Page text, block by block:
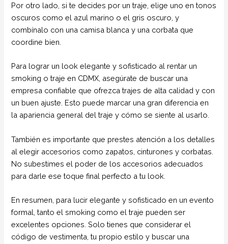
Por otro lado, si te decides por un traje, elige uno en tonos
oscuros como el azul marino o el gris oscuro, y
combínalo con una camisa blanca y una corbata que
coordine bien.
Para lograr un look elegante y sofisticado al rentar un
smoking o traje en CDMX, asegúrate de buscar una
empresa confiable que ofrezca trajes de alta calidad y con
un buen ajuste. Esto puede marcar una gran diferencia en
la apariencia general del traje y cómo se siente al usarlo.
También es importante que prestes atención a los detalles
al elegir accesorios como zapatos, cinturones y corbatas.
No subestimes el poder de los accesorios adecuados
para darle ese toque final perfecto a tu look.
En resumen, para lucir elegante y sofisticado en un evento
formal, tanto el smoking como el traje pueden ser
excelentes opciones. Solo tienes que considerar el
código de vestimenta, tu propio estilo y buscar una